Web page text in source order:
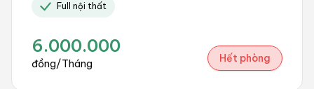
Full nội thất
6.000.000
đồng/Tháng Hết phòng